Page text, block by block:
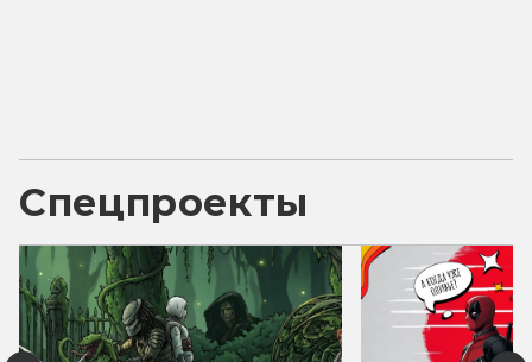
Спецпроекты